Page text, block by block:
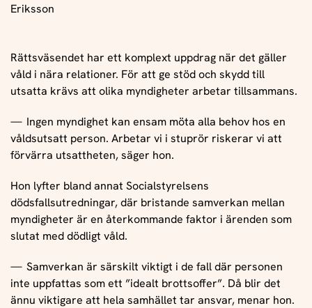
Eriksson
Rättsväsendet har ett komplext uppdrag när det gäller
våld i nära relationer. För att ge stöd och skydd till
utsatta krävs att olika myndigheter arbetar tillsammans.
Ingen myndighet kan ensam möta alla behov hos en
våldsutsatt person. Arbetar vi i stuprör riskerar vi att
förvärra utsattheten, säger hon.
Hon lyfter bland annat Socialstyrelsens
dödsfallsutredningar, där bristande samverkan mellan
myndigheter är en återkommande faktor i ärenden som
slutat med dödligt våld.
Samverkan är särskilt viktigt i de fall där personen
inte uppfattas som ett ”idealt brottsoffer”. Då blir det
ännu viktigare att hela samhället tar ansvar, menar hon.